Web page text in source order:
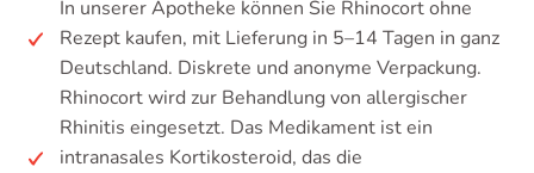
In unserer Apotheke können Sie Rhinocort ohne
Rezept kaufen, mit Lieferung in 5–14 Tagen in ganz
Deutschland. Diskrete und anonyme Verpackung.
Rhinocort wird zur Behandlung von allergischer
Rhinitis eingesetzt. Das Medikament ist ein
intranasales Kortikosteroid, das die